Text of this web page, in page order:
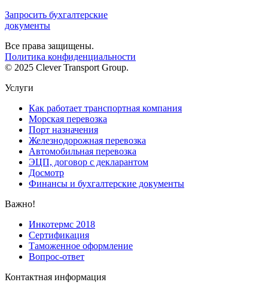
Запросить бухгалтерские
документы
Все права защищены.
Политика конфиденциальности
© 2025 Clever Transport Group.
Услуги
Как работает транспортная компания
Морская перевозка
Порт назначения
Железнодорожная перевозка
Автомобильная перевозка
ЭЦП, договор с декларантом
Досмотр
Финансы и бухгалтерские документы
Важно!
Инкотермс 2018
Сертификация
Таможенное оформление
Вопрос-ответ
Контактная информация